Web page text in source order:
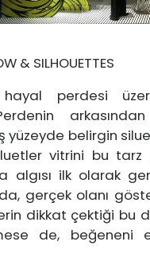
& SILHOUETTES
perdesi
yüzeyde belirgin
vitrini bu tarz
algısı ilk olarak
gerçek olanı
dikkat çektiği bu
de, beğeneni